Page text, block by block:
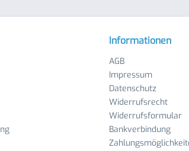
Informationen
AGB
Impressum
Datenschutz
Widerrufsrecht
Widerrufsformular
Bankverbindung